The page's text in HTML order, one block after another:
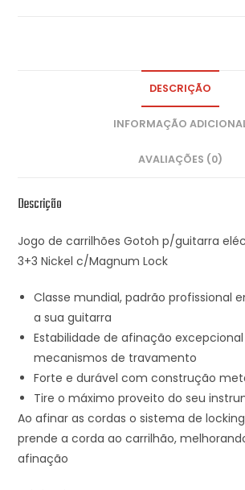
DESCRIÇÃO
INFORMAÇÃO
AVALIAÇÕES (0)
Descrição
Jogo de carrilhões Gotoh p/guitarra
3+3 Nickel c/Magnum Lock
Classe mundial, padrão profissional
a sua guitarra
Estabilidade de afinação
mecanismos de travamento
Forte e durável com construção
Tire o máximo proveito do seu
Ao afinar as cordas o sistema de
prende a corda ao carrilhão,
afinação